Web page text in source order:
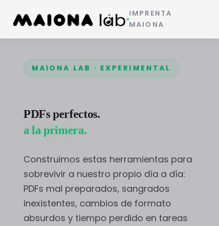
IMPRENTA
MAIONA
MAIONA LAB · EXPERIMENTAL
PDFs perfectos.
a la primera.
Construimos estas herramientas para
sobrevivir a nuestro propio día a día:
PDFs mal preparados, sangrados
inexistentes, cambios de formato
absurdos y tiempo perdido en tareas